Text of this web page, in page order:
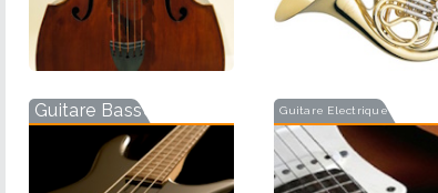
Guitare Basse Guitare Electrique